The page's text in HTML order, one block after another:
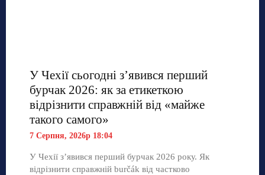
У Чехії сьогодні з’явився перший
бурчак 2026: як за етикеткою
відрізнити справжній від «майже
такого самого»
7 Серпня, 2026р 18:04
У Чехії з’явився перший бурчак 2026 року. Як
відрізнити справжній burčák від частково